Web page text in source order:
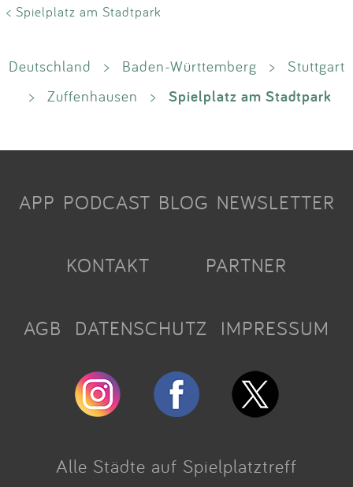
< Spielplatz am Stadtpark
Deutschland > Baden-Württemberg >
Stuttgart
>
Zuffenhausen > Spielplatz am Stadtpark
APP PODCAST BLOG NEWSLETTER
KONTAKT PARTNER
AGB DATENSCHUTZ IMPRESSUM
Alle Städte auf Spielplatztreff